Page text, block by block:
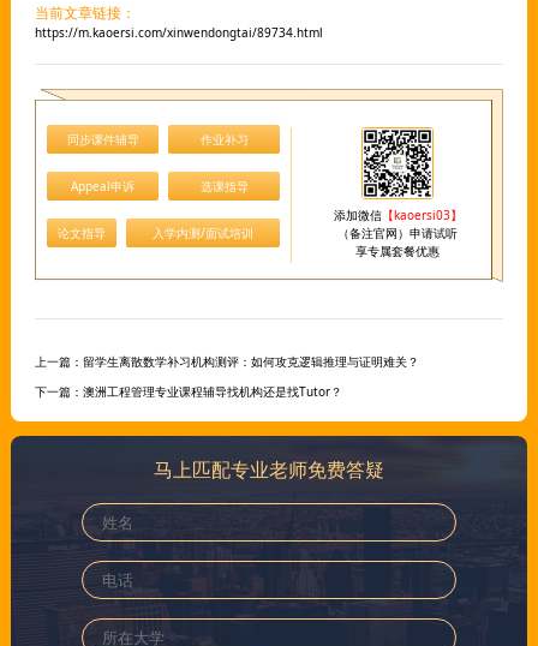
当前文章链接：
https://m.kaoersi.com/xinwendongtai/89734.html
同步课件辅导 作业补习
Appeal申诉 选课指导
论文指导 入学内测/面试培训
添加微信【kaoersi03】
（备注官网）申请试听
享专属套餐优惠
上一篇： 留学生离散数学补习机构测评：如何攻克逻辑推理与证明难关？
下一篇： 澳洲工程管理专业课程辅导找机构还是找Tutor？
马上匹配专业老师免费答疑